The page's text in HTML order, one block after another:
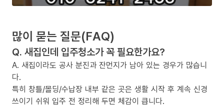
많이 묻는 질문(FAQ)
Q. 새집인데 입주청소가 꼭 필요한가요?
A. 새집이라도 공사 분진과 잔먼지가 남아 있는 경우가 많습니
다.
특히 창틀/몰딩/수납장 내부 같은 곳은 생활 시작 후 계속 신경
쓰이기 쉬워 입주 전 정리해 두면 체감이 큽니다.